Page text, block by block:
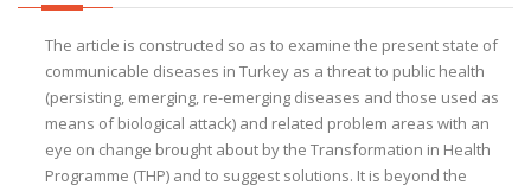
The article is constructed so as to examine the present state of
communicable diseases in Turkey as a threat to public health
(persisting, emerging, re-emerging diseases and those used as
means of biological attack) and related problem areas with an
eye on change brought about by the Transformation in Health
Programme (THP) and to suggest solutions. It is beyond the